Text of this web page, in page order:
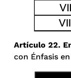
Artículo 22.
con Énfasis